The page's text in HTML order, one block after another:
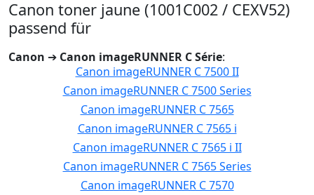
Canon toner jaune (1001C002 / CEXV52)
passend für
Canon ➔ Canon imageRUNNER C Série:
Canon imageRUNNER C 7500 II
Canon imageRUNNER C 7500 Series
Canon imageRUNNER C 7565
Canon imageRUNNER C 7565 i
Canon imageRUNNER C 7565 i II
Canon imageRUNNER C 7565 Series
Canon imageRUNNER C 7570